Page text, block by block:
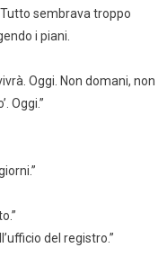
sembrava troppo
i piani.
Oggi. Non domani, non
Oggi.”
del registro.”